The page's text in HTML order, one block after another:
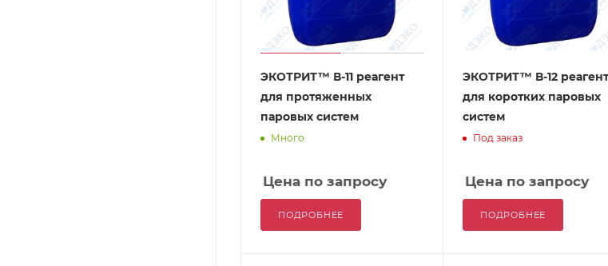
ЭКОТРИТ™ В-11 реагент
для протяженных
паровых систем
Много
Цена по запросу
ПОДРОБНЕЕ
ЭКОТРИТ™ В-12 реагент
для коротких паровых
систем
Под заказ
Цена по запросу
ПОДРОБНЕЕ